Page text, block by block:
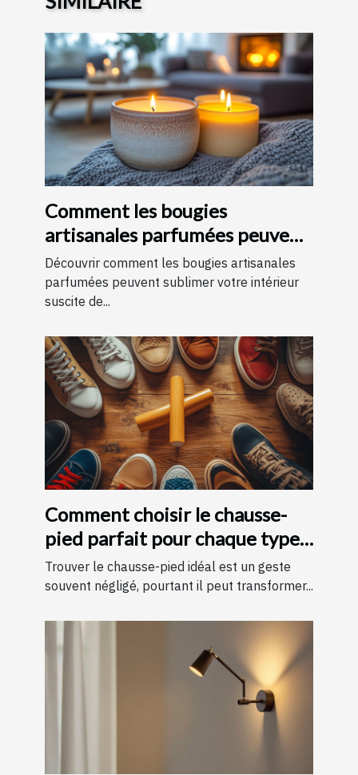
Comment les bougies
artisanales parfumées peuvent
améliorer votre intérieur
Découvrir comment les bougies artisanales
parfumées peuvent sublimer votre intérieur
suscite de...
Comment choisir le chausse-
pied parfait pour chaque type
de chaussure
Trouver le chausse-pied idéal est un geste
souvent négligé, pourtant il peut transformer...